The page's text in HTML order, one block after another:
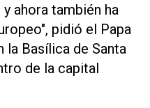
ahora también ha
pidió el Papa
la Basílica de Santa
de la capital